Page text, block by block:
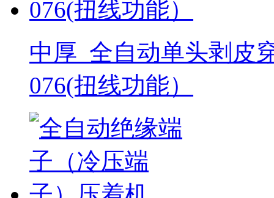
中厚_全自动单头剥皮
076(扭线功能）